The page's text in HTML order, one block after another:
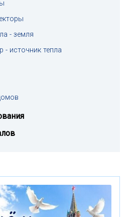
- земля
- источник тепла